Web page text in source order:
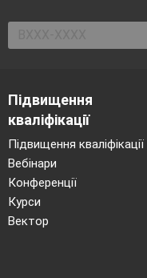
Підвищення
кваліфікації
Підвищення кваліфікації
Вебінари
Конференції
Курси
Вектор